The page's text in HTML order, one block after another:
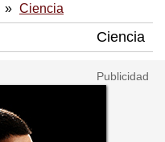
Ciencia
Ciencia